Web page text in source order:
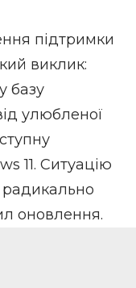
підтримки
виклик:
базу
улюбленої
11. Ситуацію
оновлення.